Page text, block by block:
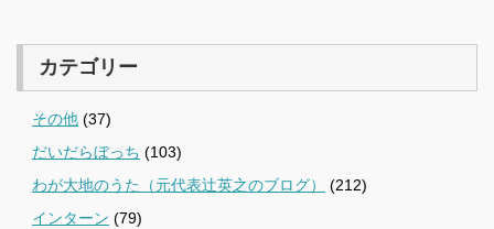
カテゴリー
その他 (37)
だいだらぼっち (103)
わが大地のうた（元代表辻英之のブログ）
(212)
インターン (79)